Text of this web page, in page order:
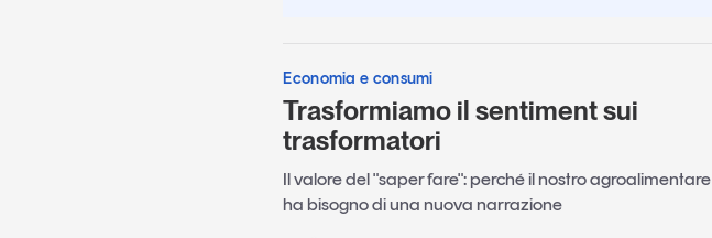
Economia e consumi
Trasformiamo il sentiment sui
trasformatori
Il valore del "saper fare": perché il nostro agroalimentare
ha bisogno di una nuova narrazione